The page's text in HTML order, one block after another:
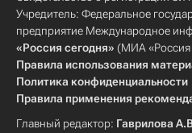
Учредитель: Федеральное
предприятие Международное
«Россия сегодня» (МИА «Россия
Правила использования
Политика конфиденциальности
Правила применения
Главный редактор: Гаврилова